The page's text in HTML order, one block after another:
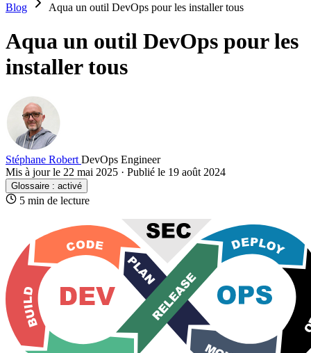
Blog Aqua un outil DevOps pour les installer tous
Aqua un outil DevOps pour les
installer tous
Stéphane Robert DevOps Engineer
Mis à jour le 22 mai 2025 · Publié le 19 août 2024
Glossaire : activé
5 min de lecture